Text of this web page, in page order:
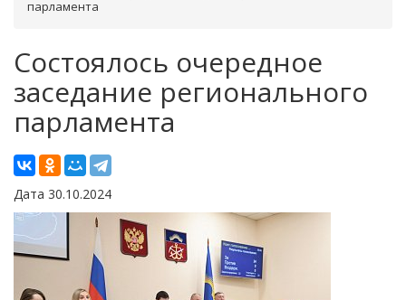
парламента
Состоялось очередное
заседание регионального
парламента
Дата 30.10.2024